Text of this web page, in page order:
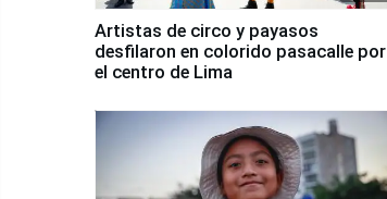
Artistas de circo y payasos
desfilaron en colorido pasacalle por
el centro de Lima